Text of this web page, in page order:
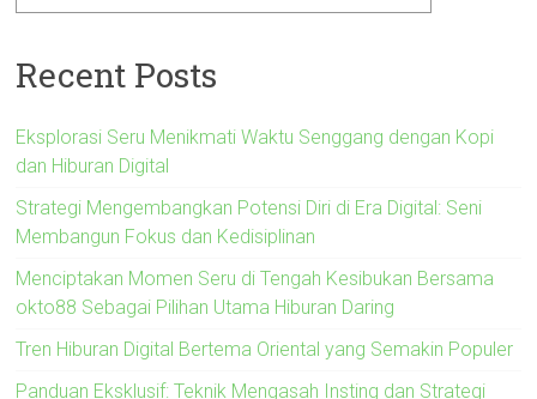
Recent Posts
Eksplorasi Seru Menikmati Waktu Senggang dengan Kopi
dan Hiburan Digital
Strategi Mengembangkan Potensi Diri di Era Digital: Seni
Membangun Fokus dan Kedisiplinan
Menciptakan Momen Seru di Tengah Kesibukan Bersama
okto88 Sebagai Pilihan Utama Hiburan Daring
Tren Hiburan Digital Bertema Oriental yang Semakin Populer
Panduan Eksklusif: Teknik Mengasah Insting dan Strategi